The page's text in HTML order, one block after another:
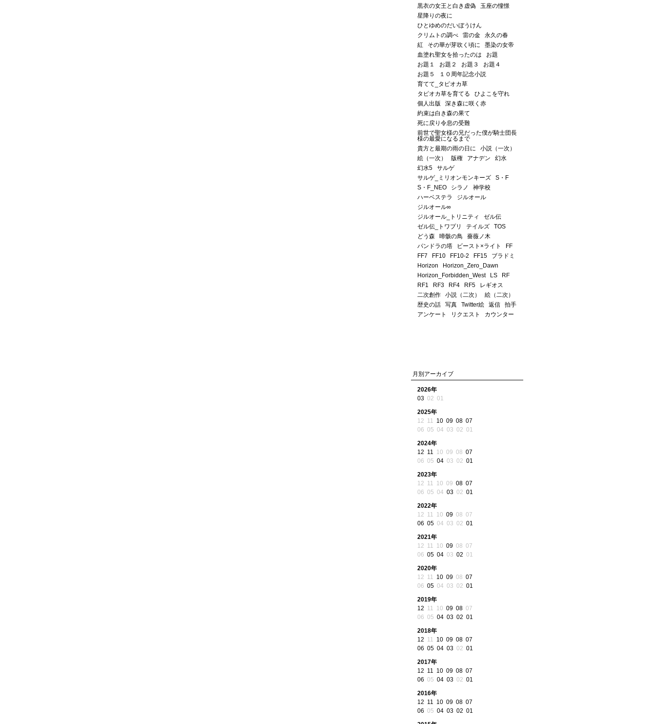
黒衣の女王と白き虚偽
玉座の憧憬
星降りの夜に
ひとゆめのだいぼうけん
クリムトの調べ
雷の金
永久の春
紅
その華が芽吹く頃に
墨染の女帝
血塗れ聖女を拾ったのは
お題
お題１
お題２ お題３
お題４
お題５
１０周年記念小説
育てて_タピオカ草
タピオカ草を育てる
ひよこを守れ
個人出版
深き森に咲く赤
約束は白き森の果て
死に戻り令息の受難
前世で聖女様の兄だった僕が騎士団長
様の最愛になるまで
貴方と最期の雨の日に
小説（一次）
絵（一次）
版権 アナデン
幻水
幻水5
サルゲ
サルゲ_ミリオンモンキーズ
S・F
S・F_NEO
シラノ
神学校
ハーベステラ
ジルオール
ジルオール∞
ジルオール_トリニティ
ゼル伝
ゼル伝_トワプリ
テイルズ
TOS
どう森
啼骸の鳥
薔薇ノ木
パンドラの塔
ビースト×ライト
FF
FF7
FF10 FF10-2 FF15
ブラドミ
Horizon
Horizon_Zero_Dawn
Horizon_Forbidden_West
LS
RF
RF1
RF3 RF4 RF5
レギオス
二次創作
小説（二次）
絵（二次）
歴史の話
写真 Twitter絵 返信
拍手
アンケート
リクエスト カウンター
月別アーカイブ
2026年
03 02 01
2025年
12 11 10 09 08 07
06 05 04 03 02 01
2024年
12 11 10 09 08 07
06 05 04 03 02 01
2023年
12 11 10 09 08 07
06 05 04 03 02 01
2022年
12 11 10 09 08 07
06 05 04 03 02 01
2021年
12 11 10 09 08 07
06 05 04 03 02 01
2020年
12 11 10 09 08 07
06 05 04 03 02 01
2019年
12 11 10 09 08 07
06 05 04 03 02 01
2018年
12 11 10 09 08 07
06 05 04 03 02 01
2017年
12 11 10 09 08 07
06 05 04 03 02 01
2016年
12 11 10 09 08 07
06 05 04 03 02 01